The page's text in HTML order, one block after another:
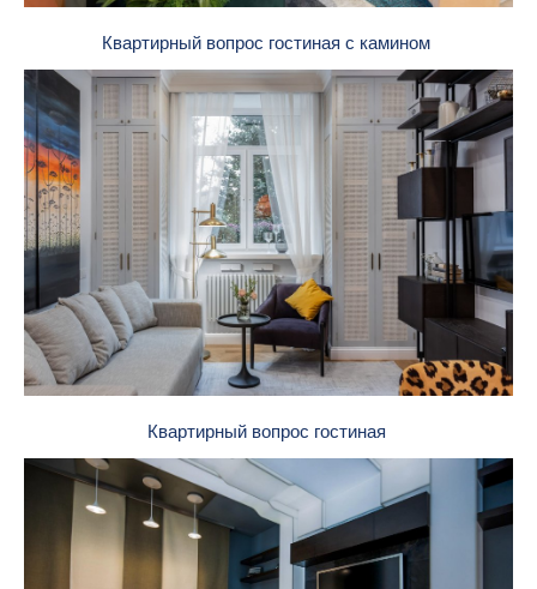
Квартирный вопрос гостиная с камином
Квартирный вопрос гостиная